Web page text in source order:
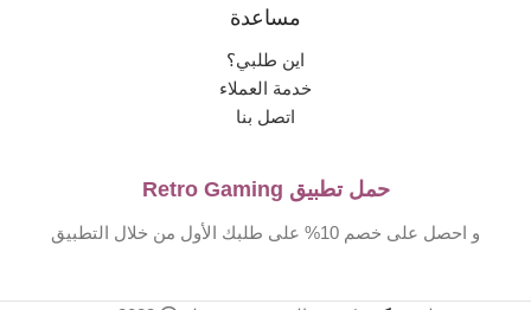
مساعدة
اين طلبي؟
خدمة العملاء
اتصل بنا
حمل تطبيق Retro Gaming
و احصل على خصم 10% على طلبك الأول من خلال التطبيق